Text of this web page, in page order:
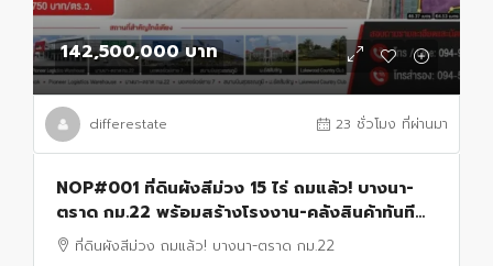
142,500,000 บาท
differestate 23 ชั่วโมง ที่ผ่านมา
NOP#001 ที่ดินผังสีม่วง 15 ไร่ ถมแล้ว! บางนา-
ตราด กม.22 พร้อมสร้างโรงงาน-คลังสินค้าทันที
โทร.0949287889
ที่ดินผังสีม่วง ถมแล้ว! บางนา-ตราด กม.22